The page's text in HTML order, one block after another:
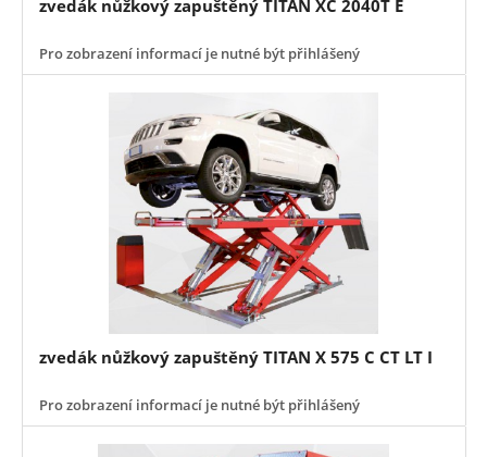
zvedák nůžkový zapuštěný TITAN XC 2040T E
Pro zobrazení informací je nutné být přihlášený
zvedák nůžkový zapuštěný TITAN X 575 C CT LT I
Pro zobrazení informací je nutné být přihlášený